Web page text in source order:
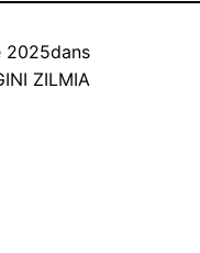
2025dans
ZILMIA